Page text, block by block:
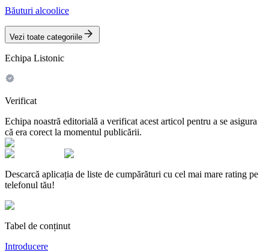
Băuturi alcoolice
Vezi toate categoriile
Echipa Listonic
Verificat
Echipa noastră editorială a verificat acest articol pentru a se asigura
că era corect la momentul publicării.
Descarcă aplicația de liste de cumpărături cu cel mai mare rating pe
telefonul tău!
Tabel de conținut
Introducere